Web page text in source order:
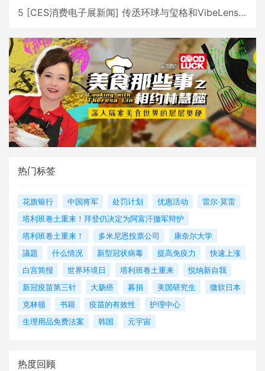
5 [CES消费电子展新闻] 传丞环球与玺格和VibeLens共同推出全新耳机
热门标签
花旗银行 中国将军 处罚计划 优惠活动
雷尔·莫雷
塔利班卷土重来！拜登仍决定为阿富汗撤军辩护
塔利班卷土重来！
多米尼恩投票公司
康奈尔大学
議題
什么情况 新型冠状病毒 提高免疫力
快速上涨
白宫简报
世界环境日 塔利班卷土重来
悦纳新自我
新冠疫苗第三针
大肠癌 募捐 美国研究生
微软日本
克林顿
书籍 疫苗的有效性
护理中心
生理用品免费法案
韩国 元宇宙
热度回顾